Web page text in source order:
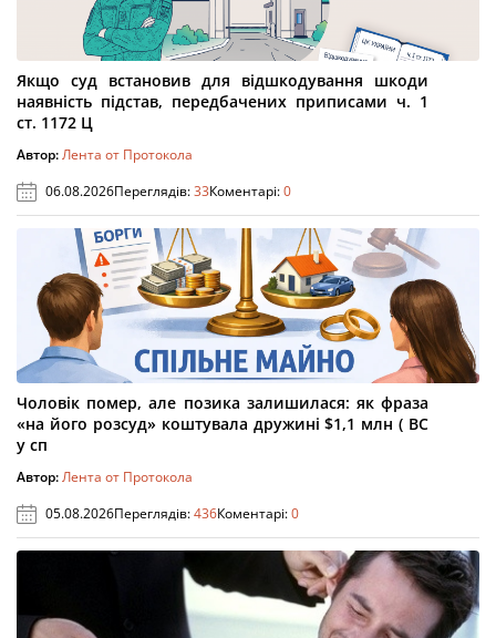
Якщо суд встановив для відшкодування шкоди
наявність підстав, передбачених приписами ч. 1
ст. 1172 Ц
Автор:Лента от Протокола
06.08.2026Переглядів:33Коментарі:0
Чоловік помер, але позика залишилася: як фраза
«на його розсуд» коштувала дружині $1,1 млн ( ВС
у сп
Автор:Лента от Протокола
05.08.2026Переглядів:436Коментарі:0